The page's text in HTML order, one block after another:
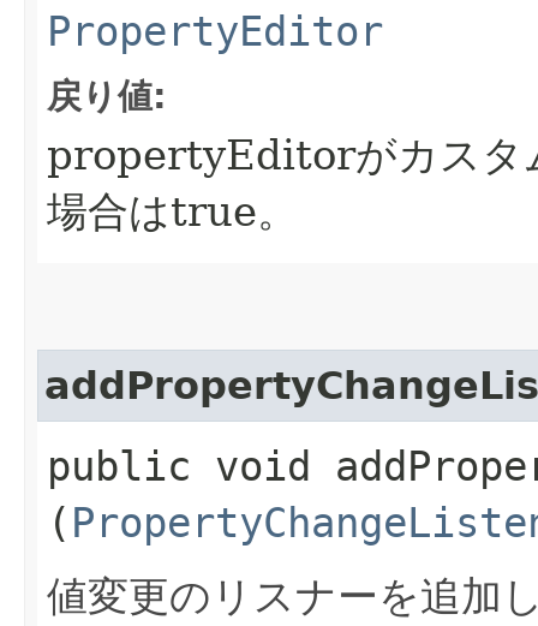
PropertyEditor
戻り値:
propertyEditorがカスタ
場合はtrue。
public void
(
値変更のリスナーを追加